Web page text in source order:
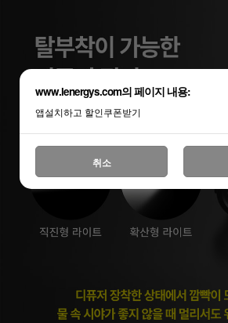
www.lenergys.com의 페이지 내용:
앱설치하고 할인쿠폰받기
취소